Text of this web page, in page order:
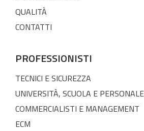
QUALITÀ
CONTATTI
PROFESSIONISTI
TECNICI E SICUREZZA
UNIVERSITÀ, SCUOLA E
COMMERCIALISTI E MANAGEMENT
ECM